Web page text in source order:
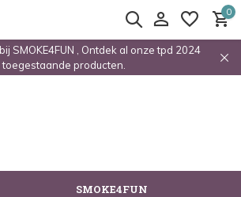
0
SMOKE4FUN , Ontdek al onze tpd 2024
toegestaande producten.
SMOKE4FUN